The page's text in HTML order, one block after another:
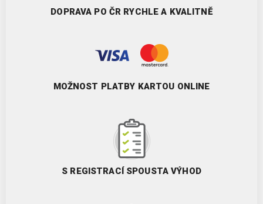
DOPRAVA PO ČR RYCHLE A KVALITNĚ
MOŽNOST PLATBY KARTOU ONLINE
S REGISTRACÍ SPOUSTA VÝHOD